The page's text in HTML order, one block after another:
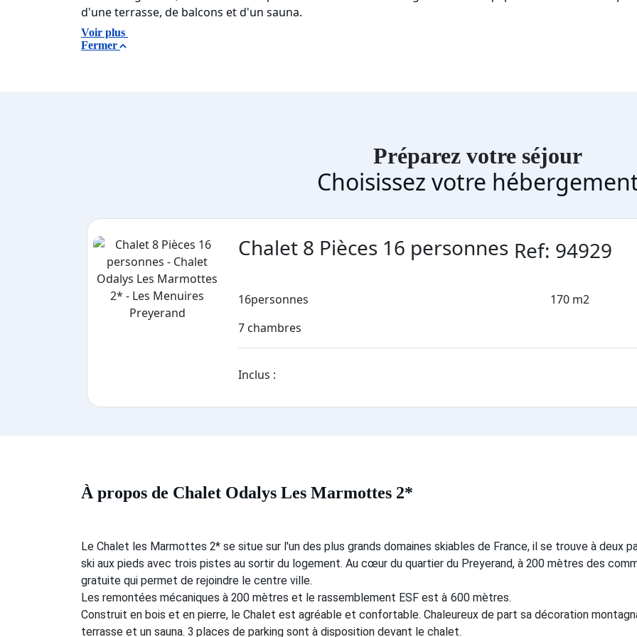
d'une terrasse, de balcons et d'un sauna.
Voir plus
Fermer
Préparez votre séjour
Choisissez votre
Chalet 8 Pièces 16 personnes Ref: 94929
16personnes
170 m2
7 chambres
Inclus :
À propos de Chalet Odalys Les Marmottes 2*
Le Chalet les Marmottes 2* se situe sur l'un des plus grands domaines skiables de France, il se trouve à deux
ski aux pieds avec trois pistes au sortir du logement. Au cœur du quartier du Preyerand, à 200 mètres des
gratuite qui permet de rejoindre le centre ville.
Les remontées mécaniques à 200 mètres et le rassemblement ESF est à 600 mètres.
Construit en bois et en pierre, le Chalet est agréable et confortable. Chaleureux de part sa décoration
terrasse et un sauna. 3 places de parking sont à disposition devant le chalet.